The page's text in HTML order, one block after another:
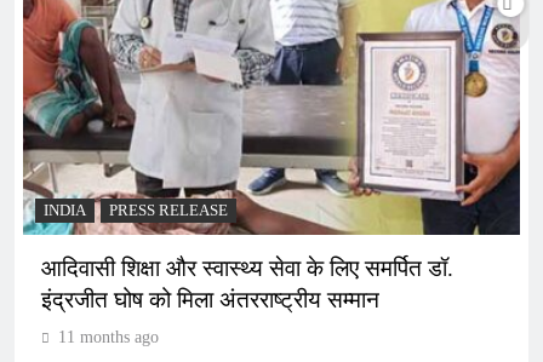
INDIA PRESS RELEASE
आदिवासी शिक्षा और स्वास्थ्य सेवा के लिए समर्पित डॉ.
इंद्रजीत घोष को मिला अंतरराष्ट्रीय सम्मान
11 months ago